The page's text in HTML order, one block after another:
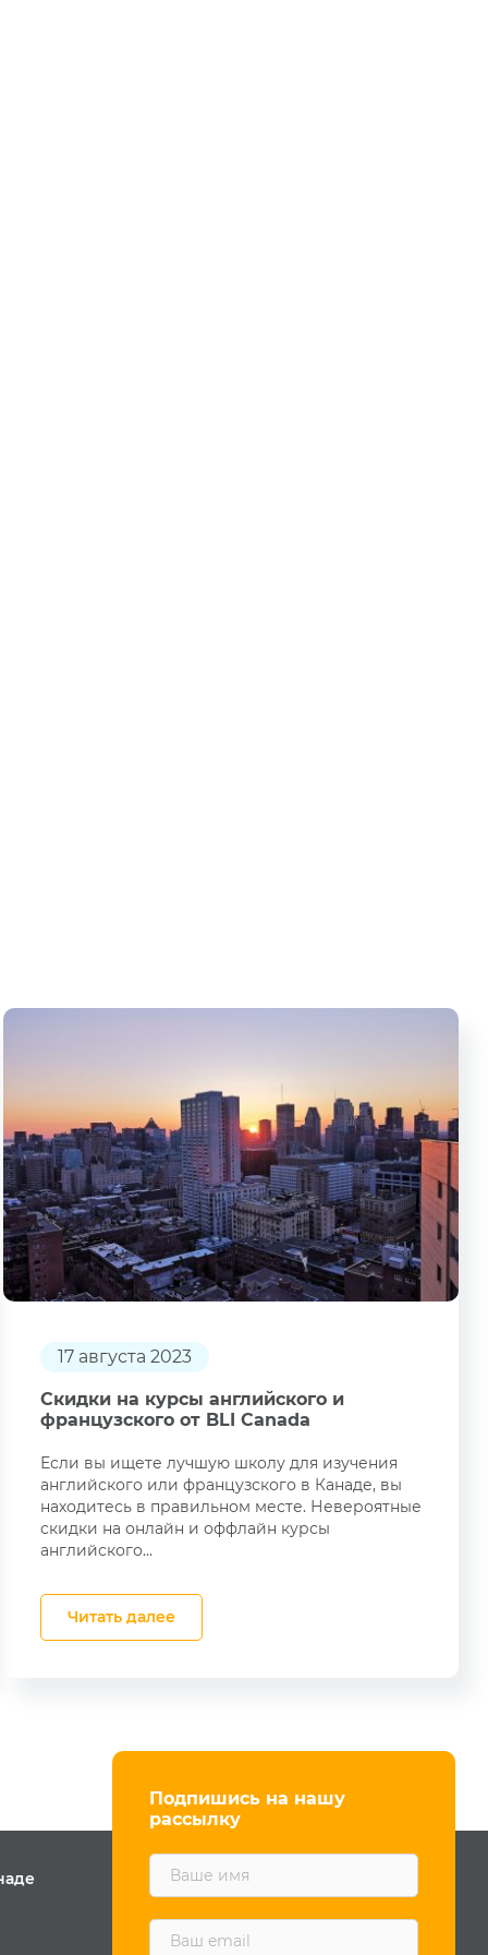
17 августа 2023
Скидки на курсы английского и
французского от BLI Canada
Если вы ищете лучшую школу для изучения
английского или французского в Канаде, вы
находитесь в правильном месте. Невероятные
скидки на онлайн и оффлайн курсы
английского...
Читать далее
Подпишись на нашу
рассылку
F
sE